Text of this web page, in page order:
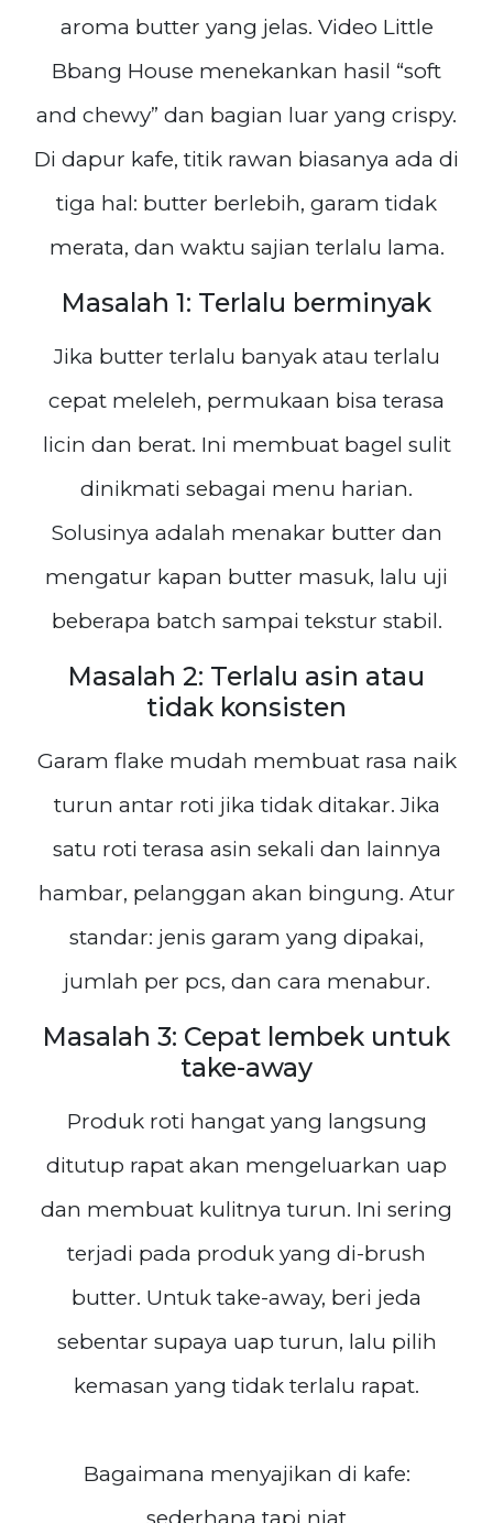
aroma butter yang jelas. Video Little
Bbang House menekankan hasil “soft
and chewy” dan bagian luar yang crispy.
Di dapur kafe, titik rawan biasanya ada di
tiga hal: butter berlebih, garam tidak
merata, dan waktu sajian terlalu lama.
Masalah 1: Terlalu berminyak
Jika butter terlalu banyak atau terlalu
cepat meleleh, permukaan bisa terasa
licin dan berat. Ini membuat bagel sulit
dinikmati sebagai menu harian.
Solusinya adalah menakar butter dan
mengatur kapan butter masuk, lalu uji
beberapa batch sampai tekstur stabil.
Masalah 2: Terlalu asin atau
tidak konsisten
Garam flake mudah membuat rasa naik
turun antar roti jika tidak ditakar. Jika
satu roti terasa asin sekali dan lainnya
hambar, pelanggan akan bingung. Atur
standar: jenis garam yang dipakai,
jumlah per pcs, dan cara menabur.
Masalah 3: Cepat lembek untuk
take-away
Produk roti hangat yang langsung
ditutup rapat akan mengeluarkan uap
dan membuat kulitnya turun. Ini sering
terjadi pada produk yang di-brush
butter. Untuk take-away, beri jeda
sebentar supaya uap turun, lalu pilih
kemasan yang tidak terlalu rapat.
Bagaimana menyajikan di kafe: